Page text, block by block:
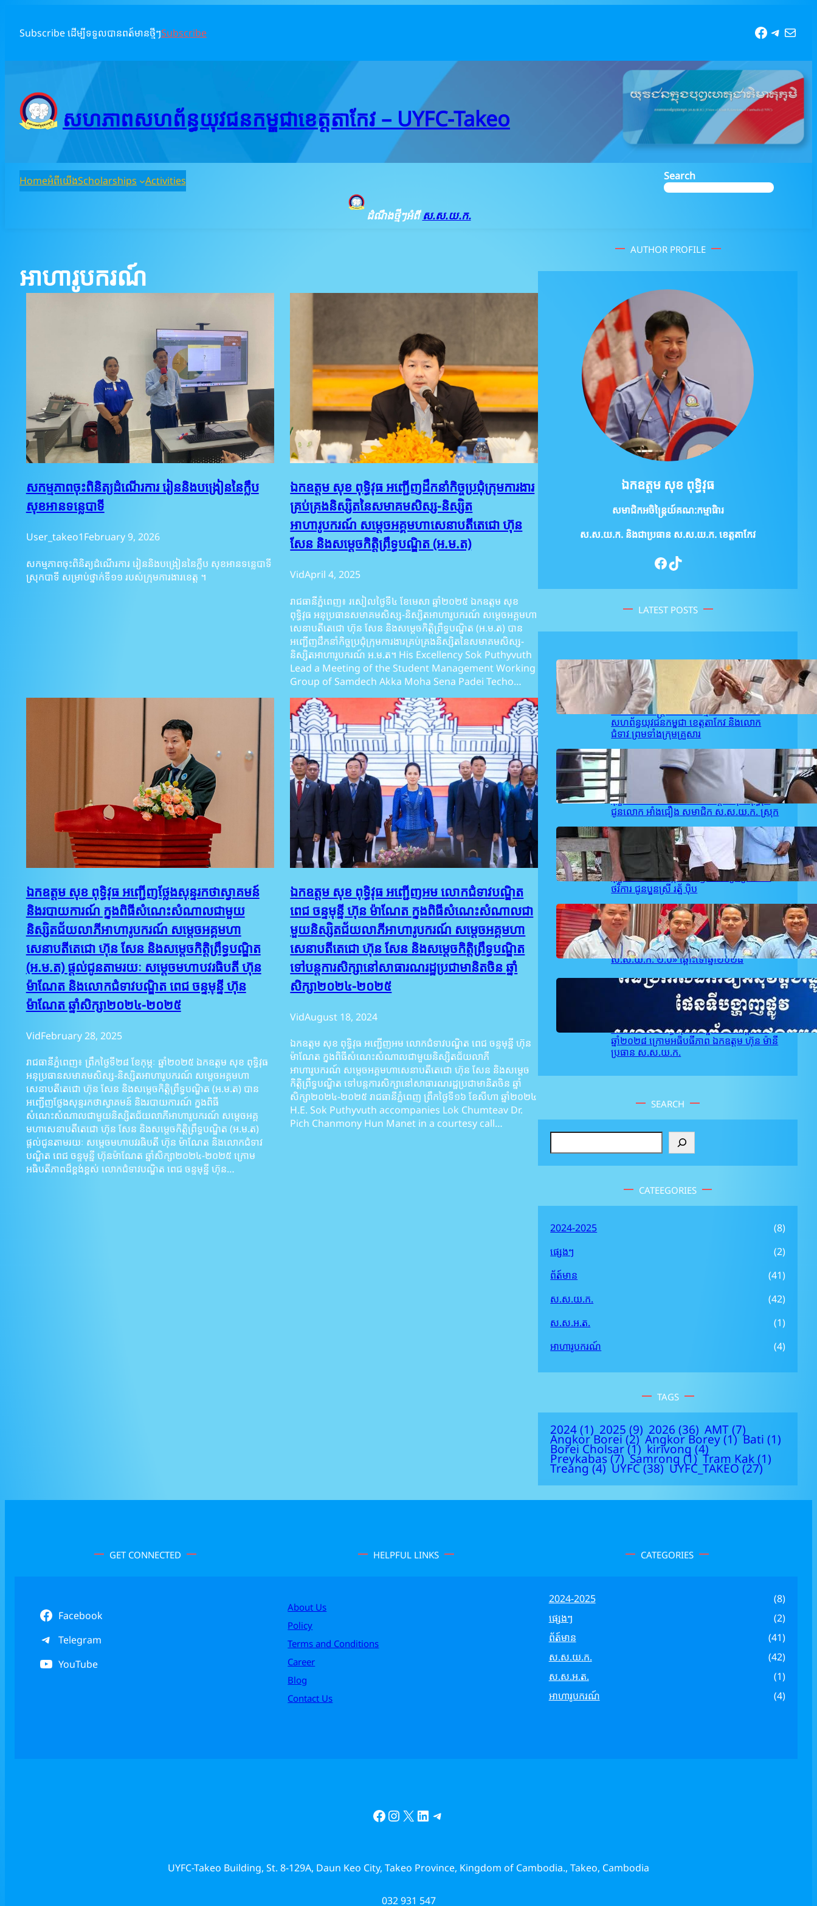
content
Subscribe ដើម្បីទទួលបានពត៍មានថ្មីៗSubscribe Mail
សហភាពសហព័ន្ធយុវជនកម្ពុជាខេត្តតាកែវ – UYFC-Takeo
HomeអំពីយើងScholarships Activities Search
ដំណឹងថ្មីៗអំពីស.ស.យ.ក.
អាហារូបករណ៍
សកម្មភាពចុះពិនិត្យដំណើរការ រៀននិងបង្រៀននៃក្លឹប
សុខអានទន្លេបាទី
User_takeo1February 9, 2026
សកម្មភាពចុះពិនិត្យដំណើរការ រៀននិងបង្រៀននៃក្លឹប សុខអានទន្លេបាទី
ស្រុកបាទី សម្រាប់ថ្នាក់ទី១១ របស់ក្រុមការងារខេត្ត ។
ឯកឧត្តម សុខ ពុទ្ធិវុធ អញ្ជើញដឹកនាំកិច្ចប្រជុំក្រុមការងារ
គ្រប់គ្រងនិស្សិតនៃសមាគមសិស្ស-និស្សិត
អាហារូបករណ៍ សម្តេចអគ្គមហាសេនាបតីតេជោ ហ៊ុន
សែន និងសម្ដេចកិត្តិព្រឹទ្ធបណ្ឌិត (អ.ម.ត)
VidApril 4, 2025
រាជធានីភ្នំពេញ៖ រសៀលថ្ងៃទី៤ ខែមេសា ឆ្នាំ២០២៥ ឯកឧត្តម សុខ
ពុទ្ធិវុធ អនុប្រធានសមាគមសិស្ស-និស្សិតអាហារូបករណ៍ សម្តេចអគ្គមហា
សេនាបតីតេជោ ហ៊ុន សែន និងសម្ដេចកិត្តិព្រឹទ្ធបណ្ឌិត (អ.ម.ត) បាន
អញ្ជើញដឹកនាំកិច្ចប្រជុំក្រុមការងារគ្រប់គ្រងនិស្សិតនៃសមាគមសិស្ស-
និស្សិតអាហារូបករណ៍ អ.ម.ត។ His Excellency Sok Puthyvuth
Lead a Meeting of the Student Management Working
Group of Samdech Akka Moha Sena Padei Techo…
ឯកឧត្តម សុខ ពុទ្ធិវុធ អញ្ជើញថ្លែងសុន្ទរកថាស្វាគមន៍
និងរបាយការណ៍ ក្នុងពិធីសំណេះសំណាលជាមួយ
និស្សិតជ័យលាភីអាហារូបករណ៍ សម្តេចអគ្គមហា
សេនាបតីតេជោ ហ៊ុន សែន និងសម្តេចកិត្តិព្រឹទ្ធបណ្ឌិត
(អ.ម.ត) ផ្តល់ជូនតាមរយៈ សម្តេចមហាបវរធិបតី ហ៊ុន
ម៉ាណែត និងលោកជំទាវបណ្ឌិត ពេជ ចន្ទមុន្នី ហ៊ុន
ម៉ាណែត ឆ្នាំសិក្សា២០២៤-២០២៥
VidFebruary 28, 2025
រាជធានីភ្នំពេញ៖ ព្រឹកថ្ងៃទី២៨ ខែកុម្ភៈ ឆ្នាំ២០២៥ ឯកឧត្តម សុខ ពុទ្ធិវុធ
អនុប្រធានសមាគមសិស្ស-និស្សិតអាហារូបករណ៍ សម្តេចអគ្គមហា
សេនាបតីតេជោ ហ៊ុន សែន និងសម្ដេចកិត្តិព្រឹទ្ធបណ្ឌិត (អ.ម.ត) បាន
អញ្ជើញថ្លែងសុន្ទរកថាស្វាគមន៍ និងរបាយការណ៍ ក្នុងពិធី
សំណេះសំណាលជាមួយនិស្សិតជ័យលាភីអាហារូបករណ៍ សម្តេចអគ្គ
មហាសេនាបតីតេជោ ហ៊ុន សែន និងសម្តេចកិត្តិព្រឹទ្ធបណ្ឌិត (អ.ម.ត)
ផ្តល់ជូនតាមរយៈ សម្តេចមហាបវរធិបតី ហ៊ុន ម៉ាណែត និងលោកជំទាវ
បណ្ឌិត ពេជ ចន្ទមុន្នី ហ៊ុនម៉ាណែត ឆ្នាំសិក្សា២០២៤-២០២៥ ក្រោម
អធិបតីភាពដ៏ខ្ពង់ខ្ពស់ លោកជំទាវបណ្ឌិត ពេជ ចន្ទមុន្នី ហ៊ុន…
ឯកឧត្តម សុខ ពុទ្ធិវុធ អញ្ជើញអម លោកជំទាវបណ្ឌិត
ពេជ ចន្ទមុន្នី ហ៊ុន ម៉ាណែត ក្នុងពិធីសំណេះសំណាលជា
មួយនិស្សិតជ័យលាភីអាហារូបករណ៍ សម្តេចអគ្គមហា
សេនាបតីតេជោ ហ៊ុន សែន និងសម្តេចកិត្តិព្រឹទ្ធបណ្ឌិត
ទៅបន្តការសិក្សានៅសាធារណរដ្ឋប្រជាមានិតចិន ឆ្នាំ
សិក្សា២០២៤-២០២៥
VidAugust 18, 2024
ឯកឧត្តម សុខ ពុទ្ធិវុធ អញ្ជើញអម លោកជំទាវបណ្ឌិត ពេជ ចន្ទមុន្នី ហ៊ុន
ម៉ាណែត ក្នុងពិធីសំណេះសំណាលជាមួយនិស្សិតជ័យលាភី
អាហារូបករណ៍ សម្តេចអគ្គមហាសេនាបតីតេជោ ហ៊ុន សែន និងសម្តេច
កិត្តិព្រឹទ្ធបណ្ឌិត ទៅបន្តការសិក្សានៅសាធារណរដ្ឋប្រជាមានិតចិន ឆ្នាំ
សិក្សា២០២៤-២០២៥ រាជធានីភ្នំពេញ ព្រឹកថ្ងៃទី១៦ ខែសីហា ឆ្នាំ២០២៤
H.E. Sok Puthyvuth accompanies Lok Chumteav Dr.
Pich Chanmony Hun Manet in a courtesy call…
AUTHOR PROFILE
ឯកឧត្ដម សុខ ពុទ្ធិវុធ
សមាជិកអចិន្ត្រៃយ៍គណ:កម្មាធិារ
ស.ស.យ.ក. និងជាប្រធាន ស.ស.យ.ក. ខេត្តតាកែវ
Facebook TikTok
LATEST POSTS
February 27, 2026.user_takeo1
ឯកឧត្តម សុខ ពុទ្ធិវុធ បានអញ្ជើញគោរព
វិញ្ញាណក្ខន្ធម្តាយរបស់ ឯកឧត្តម ស្រី ច័ន្ទប៉ូរ៉ាត់
សមាជិកអចិន្រ្តៃយ៍គណៈកម្មាធិកាសហភាព
សហព័ន្ធយុវជនកម្ពុជា ខេត្តតាកែវ និងលោក
ជំទាវ ព្រមទាំងក្រុមគ្រួសារ
February 26, 2026.user_takeo1
គណៈកម្មាធិការ ស.ស.យ.ក. ស្រុកអង្គរបូរី
ដឹកនាំដោយលោក ជា សម្បត្តិ បានចុះសួរសុខ
ទុក្ខ និងនាំយកថវិការបស់ឯកឧត្តម សុខ ពុទ្ធិវុធ
ជូនលោក អាំង​ជឿង សមាជិក ស.ស.យ.ក. ស្រុក
February 26, 2026.user_takeo1
គណៈកម្មាធិការ ស.ស.យ.ក. ស្រុកអង្គរបូរី
ដឹកនាំដោយលោក ជា សម្បត្តិ បានចុះសួរសុខ
ទុក្ខ និងនាំយក អង្ករ ៥០kg មី ទឹកត្រី ព្រមទាំង
ថវិការ ជូនប្អូនស្រី រត្ន័ ប៉ិប
February 22, 2026.user_takeo1
ស.ស.យ.ក. ខេត្តតាកែវ បានចូលរួមក្នុងពិធី
ប្រកាសដាក់ឱ្យអនុវត្តជាផ្លូវការ «ផែនទីបង្ហាញផ្លូវ
ស.ស.យ.ក. ២.០» ឆ្ពោះទៅឆ្នាំ២០២៨
February 21, 2026.user_takeo1
សហភាពសហព័ន្ធយុវជនកម្ពុជា នឹងរៀបចំពិធី
ប្រកាសដាក់ឱ្យអនុវត្តជាផ្លូវការផែនទីបង្ហាញផ្លូវ
សហភាពសហព័ន្ធយុវជនកម្ពុជា ២.០ ឆ្ពោះទៅ
ឆ្នាំ២០២៨ ក្រោមអធិបធីភាព ឯកឧត្តម ហ៊ុន ម៉ានី
ប្រធាន ស.ស.យ.ក.
SEARCH
e
a
h
CATEEGORIES
2024-2025
(8)
ផ្សេងៗ
(2)
ព័ត៍មាន
(41)
ស.ស.យ.ក.
(42)
ស.ស.អ.ត.
(1)
អាហារូបករណ៍
(4)
TAGS
2024 (1) 2025 (9) 2026 (36) AMT (7)
Angkor Borei (2) Angkor Borey (1) Bati (1)
Borei Cholsar (1) kirivong (4)
Preykabas (7) Samrong (1) Tram Kak (1)
Treang (4) UYFC (38) UYFC_TAKEO (27)
GET CONNECTED
Facebook
Telegram
YouTube
HELPFUL LINKS
About Us
Policy
Terms and Conditions
Career
Blog
Contact Us
CATEGORIES
2024-2025
(8)
ផ្សេងៗ
(2)
ព័ត៍មាន
(41)
ស.ស.យ.ក.
(42)
ស.ស.អ.ត.
(1)
អាហារូបករណ៍
(4)
Facebook
Instagram
X LinkedIn
Telegram
UYFC-Takeo Building, St. 8-129A, Daun Keo City, Takeo Province, Kingdom of Cambodia., Takeo, Cambodia
032 931 547